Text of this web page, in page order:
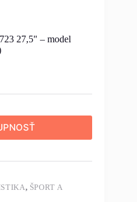
27,5" – model
, ŠPORT A